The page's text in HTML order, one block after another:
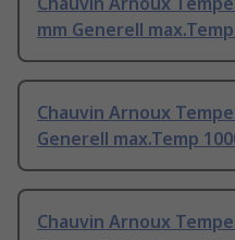
mm Generell max.Temp
Chauvin Arnoux
Generell max.Temp
Chauvin Arnoux